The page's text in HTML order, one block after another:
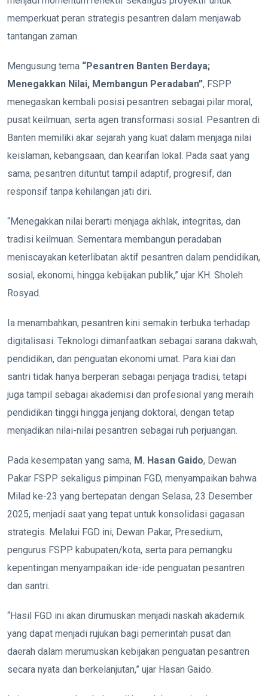
memperkuat peran strategis pesantren dalam menjawab
tantangan zaman.
Mengusung tema “Pesantren Banten Berdaya;
Menegakkan Nilai, Membangun Peradaban”, FSPP
menegaskan kembali posisi pesantren sebagai pilar moral,
pusat keilmuan, serta agen transformasi sosial. Pesantren di
Banten memiliki akar sejarah yang kuat dalam menjaga nilai
keislaman, kebangsaan, dan kearifan lokal. Pada saat yang
sama, pesantren dituntut tampil adaptif, progresif, dan
responsif tanpa kehilangan jati diri.
“Menegakkan nilai berarti menjaga akhlak, integritas, dan
tradisi keilmuan. Sementara membangun peradaban
meniscayakan keterlibatan aktif pesantren dalam pendidikan,
sosial, ekonomi, hingga kebijakan publik,” ujar KH. Sholeh
Rosyad.
Ia menambahkan, pesantren kini semakin terbuka terhadap
digitalisasi. Teknologi dimanfaatkan sebagai sarana dakwah,
pendidikan, dan penguatan ekonomi umat. Para kiai dan
santri tidak hanya berperan sebagai penjaga tradisi, tetapi
juga tampil sebagai akademisi dan profesional yang meraih
pendidikan tinggi hingga jenjang doktoral, dengan tetap
menjadikan nilai-nilai pesantren sebagai ruh perjuangan.
Pada kesempatan yang sama, M. Hasan Gaido, Dewan
Pakar FSPP sekaligus pimpinan FGD, menyampaikan bahwa
Milad ke-23 yang bertepatan dengan Selasa, 23 Desember
2025, menjadi saat yang tepat untuk konsolidasi gagasan
strategis. Melalui FGD ini, Dewan Pakar, Presedium,
pengurus FSPP kabupaten/kota, serta para pemangku
kepentingan menyampaikan ide-ide penguatan pesantren
dan santri.
“Hasil FGD ini akan dirumuskan menjadi naskah akademik
yang dapat menjadi rujukan bagi pemerintah pusat dan
daerah dalam merumuskan kebijakan penguatan pesantren
secara nyata dan berkelanjutan,” ujar Hasan Gaido.